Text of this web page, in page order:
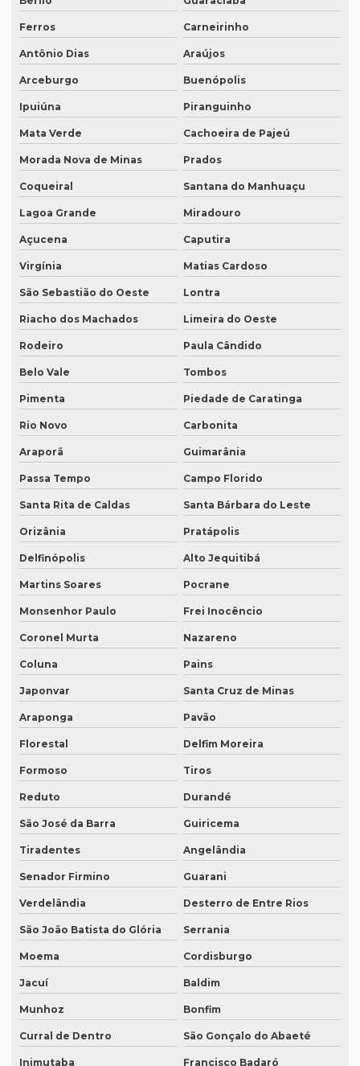
Profissional que realiza a tradução simultânea
Quais documentos precisam de tradução juramentada
Qual a diferença entre tradução simples para tradução
juramentada?
Qual é a melhor empresa de tradução em SP?
Qual é o preço da tradução simultânea?
Qual o preço de uma tradução juramentada italiano?
Qual o valor da tradução juramentada
Qual o valor de tradução por página?
Qual é o valor de um artigo científico
Quando eu preciso de uma tradução juramentada?
Quanto custa a diária tradução simultânea
Quanto custa para fazer uma tradução juramentada
Quanto custa tradução juramentada alemão
Quanto custa tradução juramentada espanhol
Quanto custa tradução juramentada ingles
Quanto custa tradução para o inglês
Quanto custa tradução por palavra
Quanto custa a tradução de um manual técnico?
Quanto custa traduzir para alemão
Quanto custa traduzir documentos
Quanto custa uma tradução juramentada
Quanto custa uma tradução juramentada em francês
Quanto custa uma tradução juramentada em italiano
Quem faz tradução de artigos científicos
Quem faz tradução juramentada em mg
Quem faz tradução simultânea teams
Quem faz transcrição de áudio em portugues
Rádios para tradução simultânea
Revisão de artigos científicos
Revisão em ingles tradução
Revisão de manuscritos literários
Ferros Carneirinho
Antônio Dias Araújos
Arceburgo Buenópolis
Ipuiúna Piranguinho
Mata Verde Cachoeira de Pajeú
Morada Nova de Minas Prados
Coqueiral Santana do Manhuaçu
Lagoa Grande Miradouro
Açucena Caputira
Virgínia Matias Cardoso
São Sebastião do Oeste Lontra
Riacho dos Machados Limeira do Oeste
Rodeiro Paula Cândido
Belo Vale Tombos
Pimenta Piedade de Caratinga
Rio Novo Carbonita
Araporã Guimarânia
Passa Tempo Campo Florido
Santa Rita de Caldas Santa Bárbara do Leste
Orizânia Pratápolis
Delfinópolis Alto Jequitibá
Martins Soares Pocrane
Monsenhor Paulo Frei Inocêncio
Coronel Murta Nazareno
Coluna Pains
Japonvar Santa Cruz de Minas
Araponga Pavão
Florestal Delfim Moreira
Formoso Tiros
Reduto Durandé
São José da Barra Guiricema
Tiradentes Angelândia
Senador Firmino Guarani
Verdelândia Desterro de Entre Rios
São João Batista do Glória Serrania
Moema Cordisburgo
Jacuí Baldim
Munhoz Bonfim
Curral de Dentro São Gonçalo do Abaeté
Inimutaba Francisco Badaró